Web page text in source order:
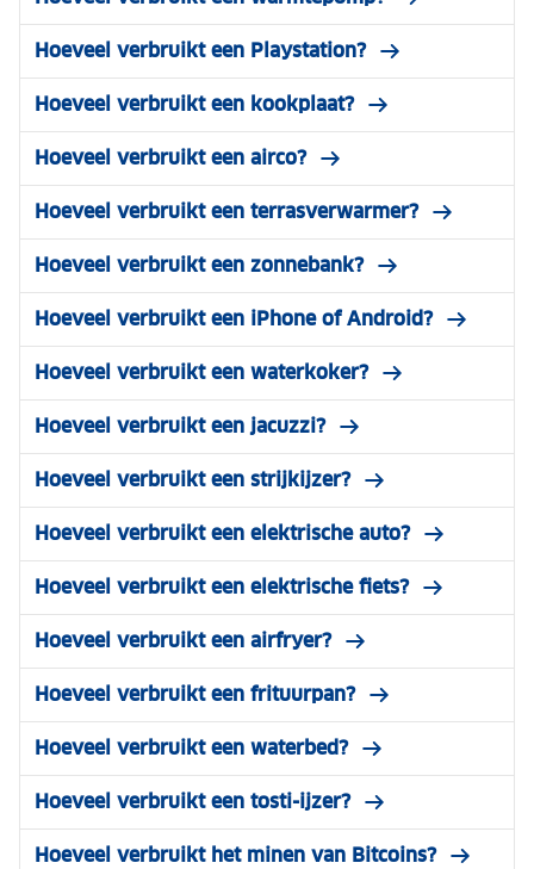
Hoeveel verbruikt een Playstation?
Hoeveel verbruikt een kookplaat?
Hoeveel verbruikt een airco?
Hoeveel verbruikt een terrasverwarmer?
Hoeveel verbruikt een zonnebank?
Hoeveel verbruikt een iPhone of Android?
Hoeveel verbruikt een waterkoker?
Hoeveel verbruikt een jacuzzi?
Hoeveel verbruikt een strijkijzer?
Hoeveel verbruikt een elektrische auto?
Hoeveel verbruikt een elektrische fiets?
Hoeveel verbruikt een airfryer?
Hoeveel verbruikt een frituurpan?
Hoeveel verbruikt een waterbed?
Hoeveel verbruikt een tosti-ijzer?
Hoeveel verbruikt het minen van Bitcoins?